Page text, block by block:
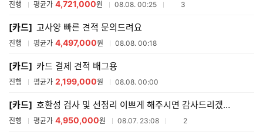
진행 평균가 4,721,000원 08.08. 00:25 참여업체수
3
[카드] 고사양 빠른 견적 문의드려요
진행 평균가 4,497,000원 08.08. 00:18
[카드] 카드 결제 견적 배그용
진행 평균가 2,199,000원 08.08. 00:00
[카드] 호환성 검사 및 선정리 이쁘게 해주시면 감사드리겠습니다
진행 평균가 4,950,000원 08.07. 23:08 참여업체수
2